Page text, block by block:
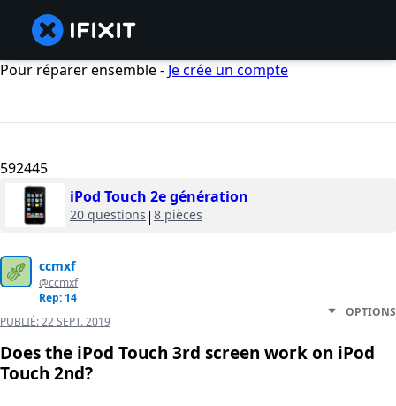
Pour réparer ensemble - Je crée un compte
592445
iPod Touch 2e génération
20 questions | 8 pièces
ccmxf
@ccmxf
Rep: 14
PUBLIÉ:22 SEPT. 2019
OPTIONS
Does the iPod Touch 3rd screen work on iPod
Touch 2nd?